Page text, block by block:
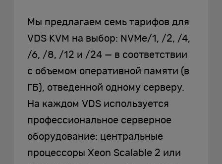
Мы предлагаем семь тарифов для
VDS KVM на выбор: NVMe/1, /2, /4,
/6, /8, /12 и /24 — в соответствии
с объемом оперативной памяти (в
ГБ), отведенной одному серверу.
На каждом VDS используется
профессиональное серверное
оборудование: центральные
процессоры Xeon Scalable 2 или